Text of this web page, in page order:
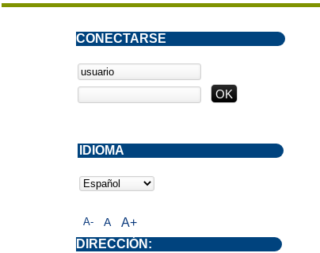
A- A A+
CONECTARSE
DIRECCIÓN:
IDIOMA